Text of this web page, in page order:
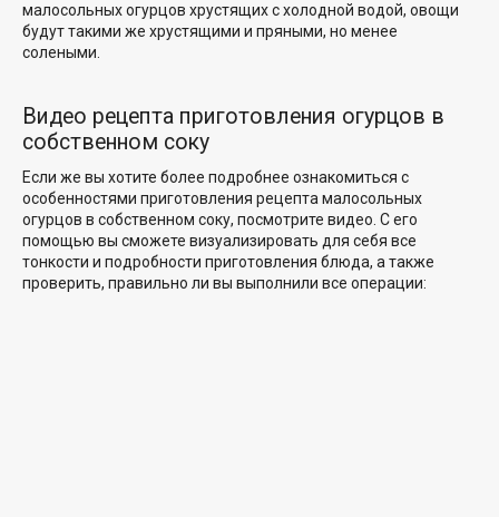
малосольных огурцов хрустящих с холодной водой, овощи
будут такими же хрустящими и пряными, но менее
солеными.
Видео рецепта приготовления огурцов в
собственном соку
Если же вы хотите более подробнее ознакомиться с
особенностями приготовления рецепта малосольных
огурцов в собственном соку, посмотрите видео. С его
помощью вы сможете визуализировать для себя все
тонкости и подробности приготовления блюда, а также
проверить, правильно ли вы выполнили все операции: